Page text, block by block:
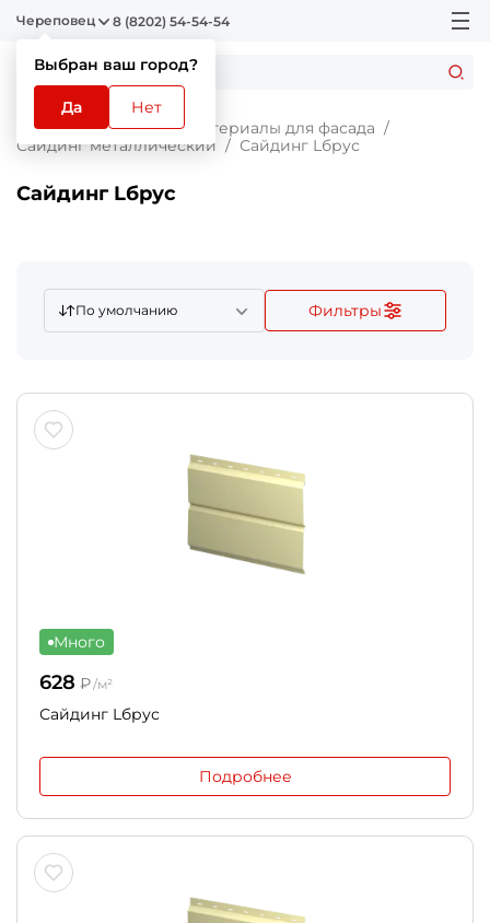
Череповец
Выбран ваш город?
Да Нет
8 (8202) 54-54-54
Главная Каталог
Материалы для фасада
Сайдинг металлический
Сайдинг Lбрус
Сайдинг Lбрус
По умолчанию Фильтры
Много
628 ₽/м²
Сайдинг Lбрус
Подробнее